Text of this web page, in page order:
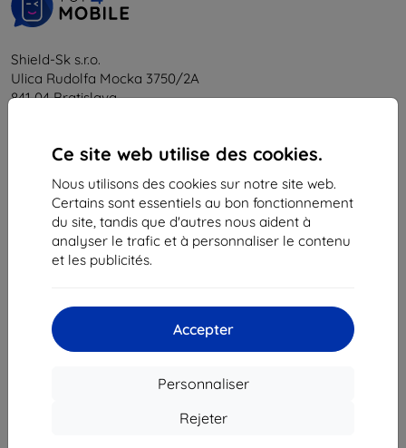
Ce site web utilise des cookies.
Nous utilisons des cookies sur notre site web.
Certains sont essentiels au bon fonctionnement
du site, tandis que d'autres nous aident à
analyser le trafic et à personnaliser le contenu
et les publicités.
Accepter
Personnaliser
Rejeter
Shield-Sk s.r.o.
Ulica Rudolfa Mocka 3750/2A
841 04 Bratislava
N° de TVA :SK2023549671
Contacts
info@top4mobile.eu
Du lundi au vendredi :
En ligne